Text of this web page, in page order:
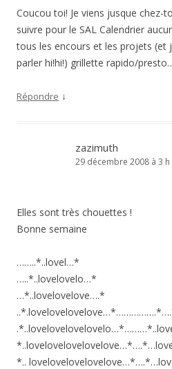
Coucou toi! Je viens jusque chez-
suivre pour le SAL Calendrier
tous les encours et les projets (et
parler hi!hi!) grillette rapido/
Répondre ↓
zazimuth
29 décembre 2008 à 3 h
Elles sont très chouettes !
Bonne semaine
……..*..lovel…*
…..*..lovelovelo…*
…*..lovelovelove….*
*..